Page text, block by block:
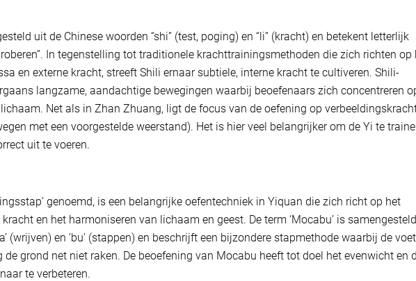
uit de Chinese woorden “shi” (test, poging) en “li” (kracht) en betekent letterlijk
In tegenstelling tot traditionele krachttrainingsmethoden die zich richten op
en externe kracht, streeft Shili ernaar subtiele, interne kracht te cultiveren. Shili-
langzame, aandachtige bewegingen waarbij beoefenaars zich concentreren
Net als in Zhan Zhuang, ligt de focus van de oefening op
met een voorgestelde weerstand). Het is hier veel belangrijker om de Yi te
uit te voeren.
genoemd, is een belangrijke oefentechniek in Yiquan die zich richt op het
en het harmoniseren van lichaam en geest. De term ‘Mocabu’ is
(wrijven) en ‘bu’ (stappen) en beschrijft een bijzondere stapmethode waarbij de
de grond net niet raken. De beoefening van Mocabu heeft tot doel het evenwicht en
te verbeteren.